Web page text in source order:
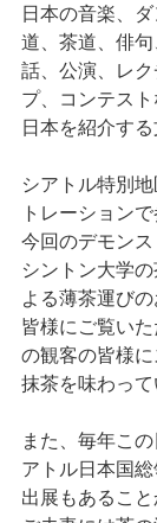
日本の音楽、
道、茶道、俳
話、公演、レ
プ、コンテス
日本を紹介する
シアトル特別
トレーション
今回のデモン
シントン大学
よる薄茶運び
皆様にご覧い
の観客の皆様
抹茶を味わって
また、毎年こ
アトル日本国
出展もあるこ